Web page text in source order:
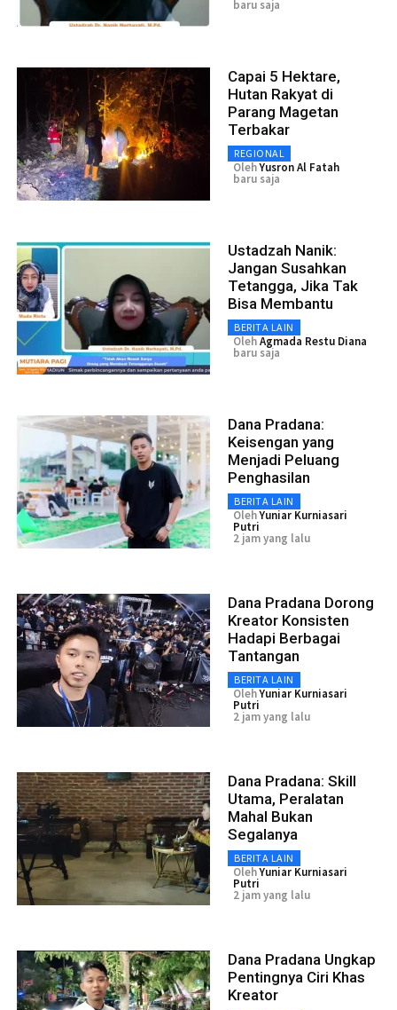
baru saja
Capai 5 Hektare,
Hutan Rakyat di
Parang Magetan
Terbakar
REGIONAL
OlehYusron Al Fatah
baru saja
Ustadzah Nanik:
Jangan Susahkan
Tetangga, Jika Tak
Bisa Membantu
BERITA LAIN
OlehAgmada Restu Diana
baru saja
Dana Pradana:
Keisengan yang
Menjadi Peluang
Penghasilan
BERITA LAIN
OlehYuniar Kurniasari
Putri
2 jam yang lalu
Dana Pradana Dorong
Kreator Konsisten
Hadapi Berbagai
Tantangan
BERITA LAIN
OlehYuniar Kurniasari
Putri
2 jam yang lalu
Dana Pradana: Skill
Utama, Peralatan
Mahal Bukan
Segalanya
BERITA LAIN
OlehYuniar Kurniasari
Putri
2 jam yang lalu
Dana Pradana Ungkap
Pentingnya Ciri Khas
Kreator